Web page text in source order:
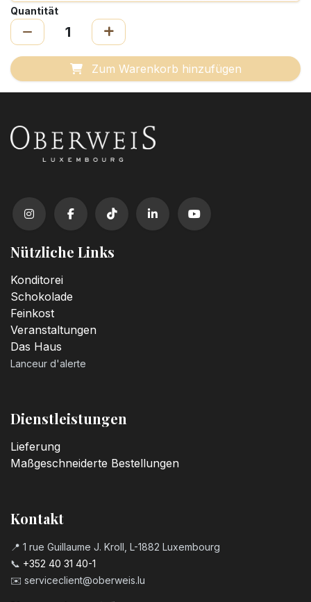
Quantität
Zum Warenkorb hinzufügen
Nützliche Links
Konditorei
Schokolade
Feinkost
Veranstaltungen
Das Haus
Lanceur d'alerte
Dienstleistungen
Lieferung
Maßgeschneiderte Bestellungen
Kontakt
📍 1 rue Guillaume J. Kroll, L-1882 Luxembourg
📞 +352 40 31 40-1
✉️ serviceclient@oberweis.lu